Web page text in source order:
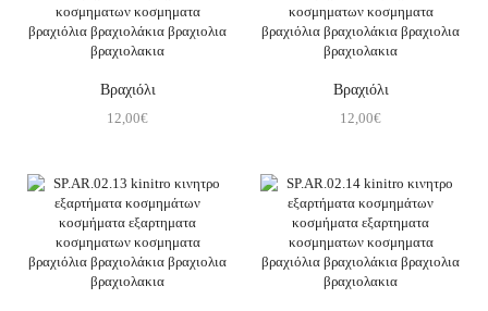
Βραχιόλι
12,00€
Βραχιόλι
12,00€